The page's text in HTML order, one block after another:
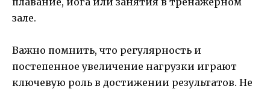
зале.
Важно помнить, что регулярность и
постепенное увеличение нагрузки играют
ключевую роль в достижении результатов. Не